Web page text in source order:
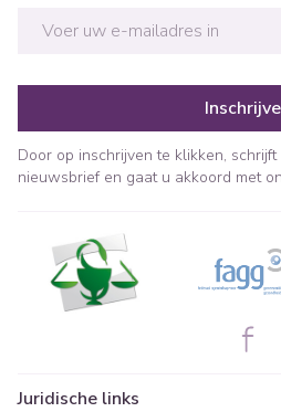
Door op inschrijven te klikken,
nieuwsbrief en gaat u akkoord met
Juridische links